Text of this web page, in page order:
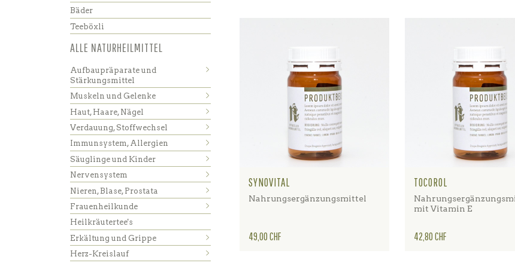
Bäder
Teeböxli
ALLE NATURHEILMITTEL
Aufbaupräparate und
Stärkungsmittel
Muskeln und Gelenke
Haut, Haare, Nägel
Verdauung, Stoffwechsel
Immunsystem, Allergien
Säuglinge und Kinder
Nervensystem
Nieren, Blase, Prostata
Frauenheilkunde
Heilkräutertee's
Erkältung und Grippe
Herz-Kreislauf
SYNOVITAL
Nahrungsergänzungsmittel
Preis
49,00 CHF
TOCOROL
mit Vitamin E
Preis
42,80 CHF